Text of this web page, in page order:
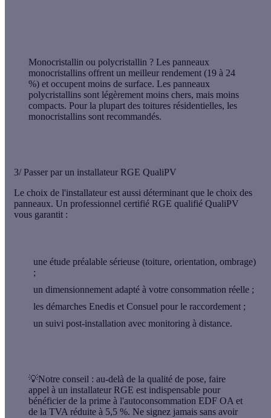
Monocristallin ou polycristallin ? Les panneaux
monocristallins offrent un meilleur rendement (19 à 24
%) et occupent moins de surface. Les panneaux
polycristallins sont légèrement moins chers, mais moins
compacts. Pour la plupart des toitures résidentielles, les
monocristallins sont recommandés.
3/ Passer par un installateur RGE QualiPV
Le choix de l'installateur est aussi déterminant que le choix des
panneaux. Un professionnel certifié RGE qualifié QualiPV
vous garantit :
une étude préalable sérieuse (toiture, orientation, ombrage)
;
un dimensionnement adapté à votre consommation réelle ;
les démarches Enedis et Consuel pour le raccordement ;
un suivi post-installation avec monitoring à distance.
💡Notre conseil : au-delà de la qualité de pose, faire
appel à un installateur RGE est indispensable pour
bénéficier de la prime à l'autoconsommation EDF OA et
de la TVA réduite à 5,5 %. Ne signez jamais sans avoir